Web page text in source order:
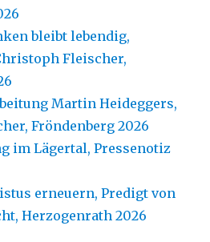
bleibt lebendig,
Fleischer,
Martin Heideggers,
Fröndenberg 2026
im Lägertal, Pressenotiz
erneuern, Predigt von
Herzogenrath 2026